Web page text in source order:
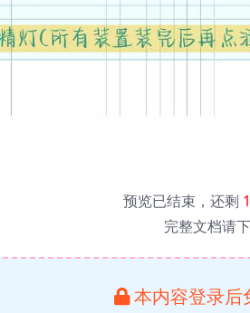
预览已结束，还剩
完整文档请
本内容登录后